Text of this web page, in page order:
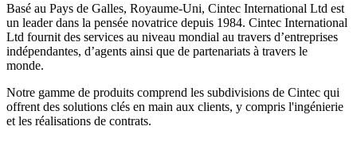
Basé au Pays de Galles, Royaume-Uni, Cintec International Ltd est
un leader dans la pensée novatrice depuis 1984. Cintec International
Ltd fournit des services au niveau mondial au travers d’entreprises
indépendantes, d’agents ainsi que de partenariats à travers le
monde.
Notre gamme de produits comprend les subdivisions de Cintec qui
offrent des solutions clés en main aux clients, y compris l'ingénierie
et les réalisations de contrats.